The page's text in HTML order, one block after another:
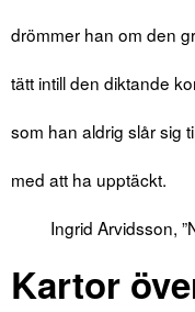
drömmer han om den
tätt intill den diktande
som han aldrig slår sig
med att ha upptäckt.
Ingrid Arvidsson,
Kartor